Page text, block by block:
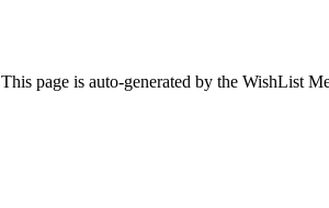
This page is auto-generated by the WishList